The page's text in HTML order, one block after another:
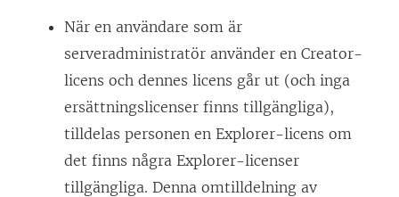
När en användare som är
serveradministratör använder en Creator-
licens och dennes licens går ut (och inga
ersättningslicenser finns tillgängliga),
tilldelas personen en Explorer-licens om
det finns några Explorer-licenser
tillgängliga. Denna omtilldelning av